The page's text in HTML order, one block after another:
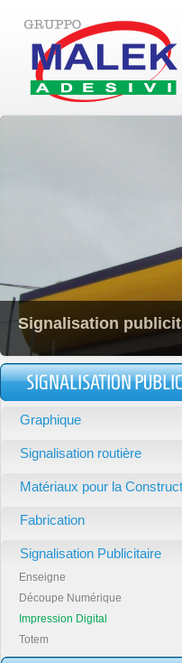
Signalisation
SIGNALISATION
Graphique
Signalisation routière
Matériaux pour la
Fabrication
Signalisation Publicitaire
Enseigne
Découpe Numérique
Impression Digital
Totem